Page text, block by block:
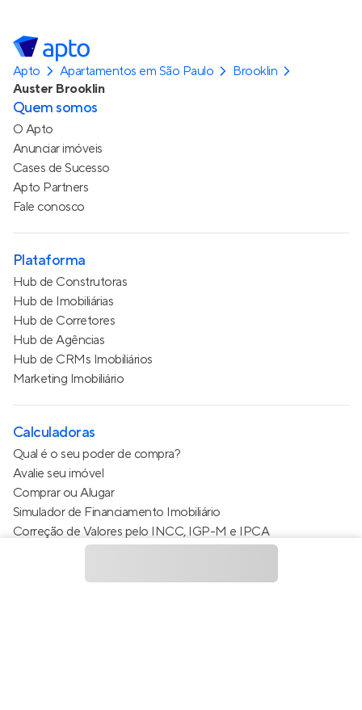
Apto Apartamentos em São Paulo
Brooklin
Auster Brooklin
Quem somos
O Apto
Anunciar imóveis
Cases de Sucesso
Apto Partners
Fale conosco
Plataforma
Hub de Construtoras
Hub de Imobiliárias
Hub de Corretores
Hub de Agências
Hub de CRMs Imobiliários
Marketing Imobiliário
Calculadoras
Qual é o seu poder de compra?
Avalie seu imóvel
Comprar ou Alugar
Simulador de Financiamento Imobiliário
Correção de Valores pelo INCC, IGP-M e IPCA
Estimativa de valor do condomínio